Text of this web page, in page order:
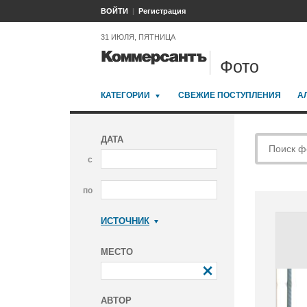
ВОЙТИ Регистрация
31 ИЮЛЯ, ПЯТНИЦА
Фото
КАТЕГОРИИ СВЕЖИЕ ПОСТУПЛЕНИЯ
ДАТА
с
по
ИСТОЧНИК
МЕСТО
АВТОР